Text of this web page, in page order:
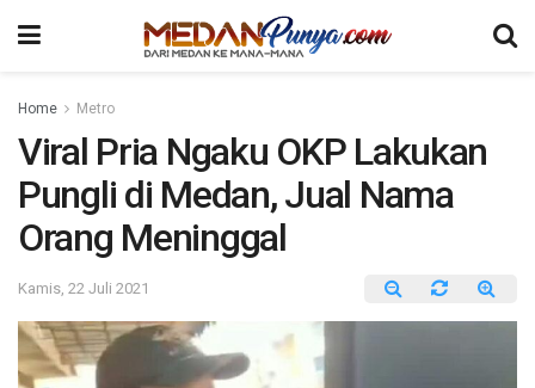
Home Metro
Viral Pria Ngaku OKP Lakukan
Pungli di Medan, Jual Nama
Orang Meninggal
Kamis, 22 Juli 2021